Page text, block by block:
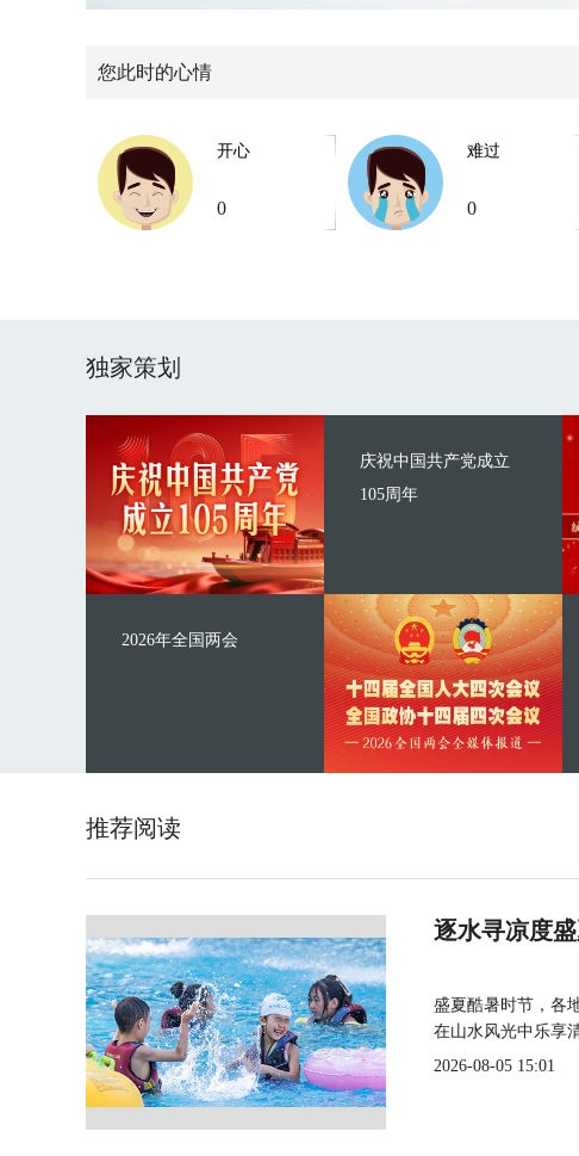
您此时的心情
开心
0
难过
0
独家策划
庆祝中国共产党成立
105周年
2026年全国两会
推荐阅读
逐水寻凉度
盛夏酷暑时节，各
在山水风光中乐享
2026-08-05 15:01